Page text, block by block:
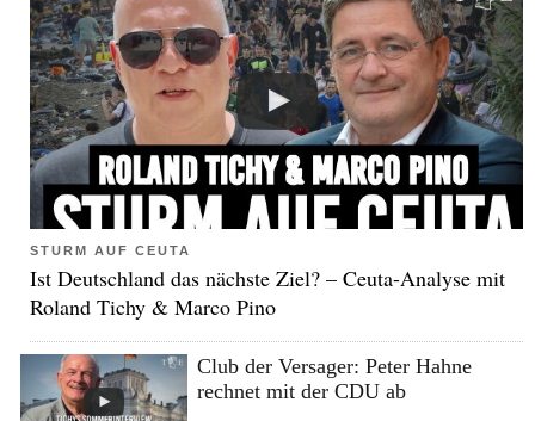
STURM AUF CEUTA
Ist Deutschland das nächste Ziel? – Ceuta-Analyse mit
Roland Tichy & Marco Pino
Club der Versager: Peter Hahne
rechnet mit der CDU ab